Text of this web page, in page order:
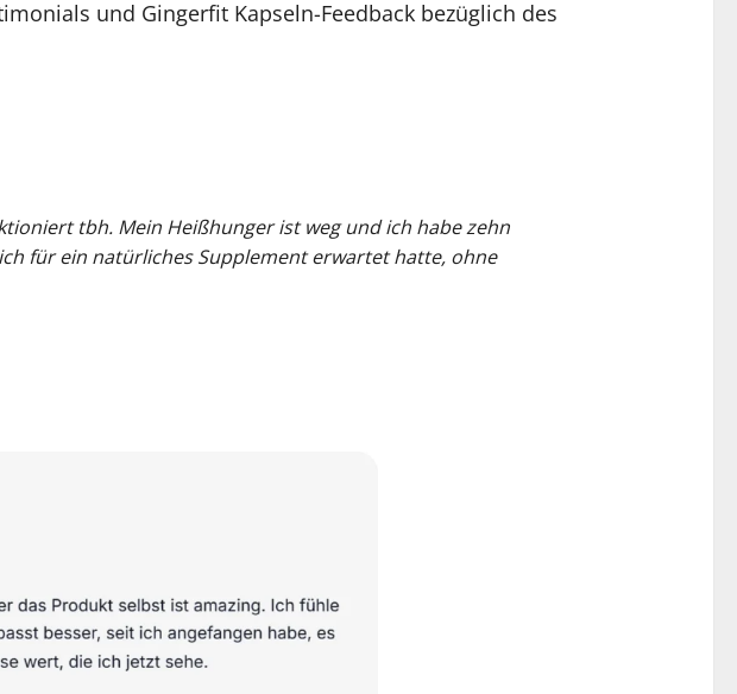
und Gingerfit Kapseln-Feedback bezüglich des
tbh. Mein Heißhunger ist weg und ich habe zehn
für ein natürliches Supplement erwartet hatte, ohne